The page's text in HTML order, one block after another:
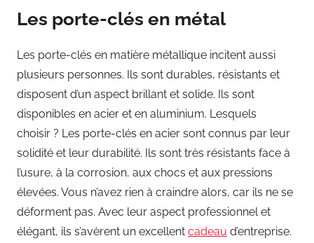
Les porte-clés en métal
Les porte-clés en matière métallique incitent aussi
plusieurs personnes. Ils sont durables, résistants et
disposent d’un aspect brillant et solide. Ils sont
disponibles en acier et en aluminium. Lesquels
choisir ? Les porte-clés en acier sont connus par leur
solidité et leur durabilité. Ils sont très résistants face à
l’usure, à la corrosion, aux chocs et aux pressions
élevées. Vous n’avez rien à craindre alors, car ils ne se
déforment pas. Avec leur aspect professionnel et
élégant, ils s’avèrent un excellent cadeau d’entreprise.